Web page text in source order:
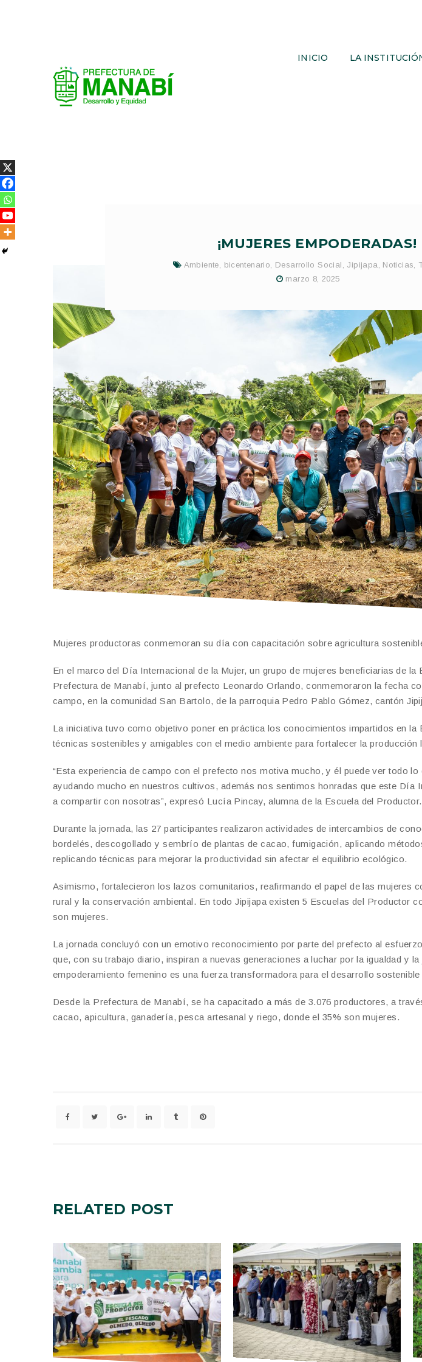
INICIO LA
¡MUJERES EMPODERADAS!
Ambiente, bicentenario, Desarrollo Social , Jipijapa, Noticias,
marzo 8, 2025
Mujeres productoras conmemoran su día con capacitación sobre agricultura
En el marco del Día Internacional de la Mujer, un grupo de mujeres beneficiarias de la
Prefectura de Manabí, junto al prefecto Leonardo Orlando, conmemoraron la fecha
campo, en la comunidad San Bartolo, de la parroquia Pedro Pablo Gómez, cantón
La iniciativa tuvo como objetivo poner en práctica los conocimientos impartidos en la
técnicas sostenibles y amigables con el medio ambiente para fortalecer la producción
“Esta experiencia de campo con el prefecto nos motiva mucho, y él puede ver todo
ayudando mucho en nuestros cultivos, además nos sentimos honradas que este Día
a compartir con nosotras”, expresó Lucía Pincay, alumna de la Escuela del Productor.
Durante la jornada, las 27 participantes realizaron actividades de intercambios de
bordelés, descogollado y sembrío de plantas de cacao, fumigación, aplicando
replicando técnicas para mejorar la productividad sin afectar el equilibrio ecológico.
Asimismo, fortalecieron los lazos comunitarios, reafirmando el papel de las mujeres
rural y la conservación ambiental. En todo Jipijapa existen 5 Escuelas del Productor
son mujeres.
La jornada concluyó con un emotivo reconocimiento por parte del prefecto al
que, con su trabajo diario, inspiran a nuevas generaciones a luchar por la igualdad y
empoderamiento femenino es una fuerza transformadora para el desarrollo sostenible
Desde la Prefectura de Manabí, se ha capacitado a más de 3.076 productores, a
cacao, apicultura, ganadería, pesca artesanal y riego, donde el 35% son mujeres.
RELATED POST